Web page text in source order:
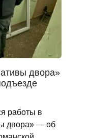
двора»
работы в
двора» — об